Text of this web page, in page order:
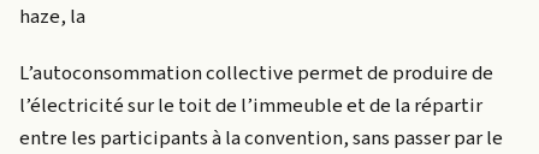
haze, la
L’autoconsommation collective permet de produire de
l’électricité sur le toit de l’immeuble et de la répartir
entre les participants à la convention, sans passer par le